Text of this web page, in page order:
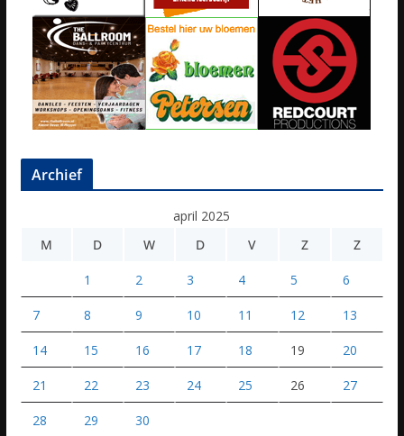
Archief
april 2025
M
D W D V Z Z
1 2 3 4 5 6
7 8 9 10 11 12 13
14 15 16 17 18 19 20
21 22 23 24 25 26 27
28 29 30